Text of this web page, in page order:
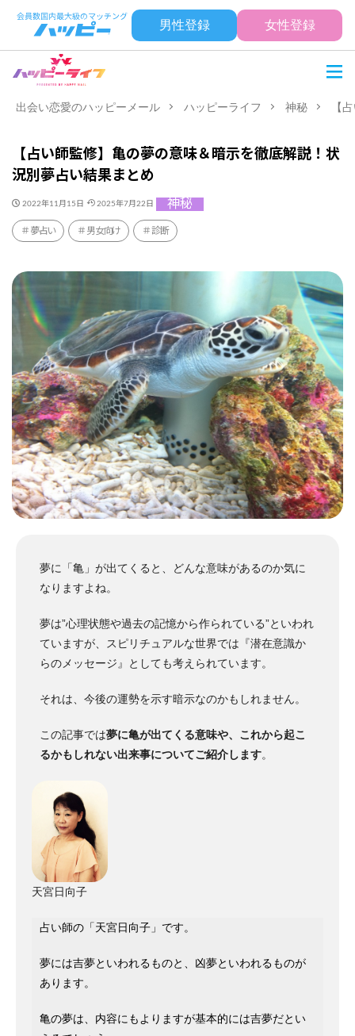
男性登録 女性登録
出会い恋愛のハッピーメール ハッピーライフ 神秘 【
【占い師監修】亀の夢の意味＆暗示を徹底解説！状
況別夢占い結果まとめ
2022年11月15日 2025年7月22日 神秘
夢占い 男女向け 診断
夢に「亀」が出てくると、どんな意味があるのか気に
なりますよね。
夢は”心理状態や過去の記憶から作られている”といわれ
ていますが、スピリチュアルな世界では『潜在意識か
らのメッセージ』としても考えられています。
それは、今後の運勢を示す暗示なのかもしれません。
この記事では夢に亀が出てくる意味や、これから起こ
るかもしれない出来事についてご紹介します。
天宮日向子
占い師の「天宮日向子」です。
夢には吉夢といわれるものと、凶夢といわれるものが
あります。
亀の夢は、内容にもよりますが基本的には吉夢だとい